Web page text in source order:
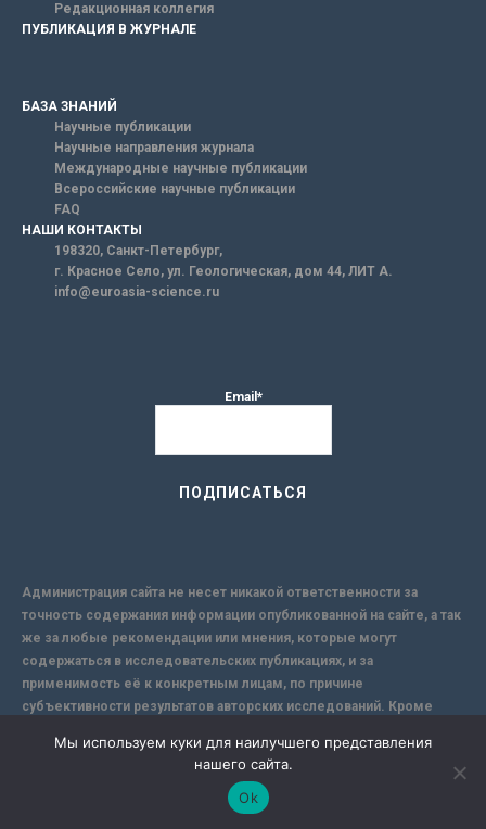
Редакционная коллегия
ПУБЛИКАЦИЯ В ЖУРНАЛЕ
БАЗА ЗНАНИЙ
Научные публикации
Научные направления журнала
Международные научные публикации
Всероссийские научные публикации
FAQ
НАШИ КОНТАКТЫ
198320, Санкт-Петербург,
г. Красное Село, ул. Геологическая, дом 44, ЛИТ А.
info@euroasia-science.ru
Email*
Администрация сайта не несет никакой ответственности за
точность содержания информации опубликованной на сайте, а так
же за любые рекомендации или мнения, которые могут
содержаться в исследовательских публикациях, и за
применимость её к конкретным лицам, по причине
субъективности результатов авторских исследований. Кроме
надежной защиты информации, Сайт не несет ответственности за
информацию, присылаемую через интернет.
Мы используем куки для наилучшего представления
нашего сайта.
Ok